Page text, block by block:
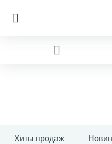
Хиты продаж